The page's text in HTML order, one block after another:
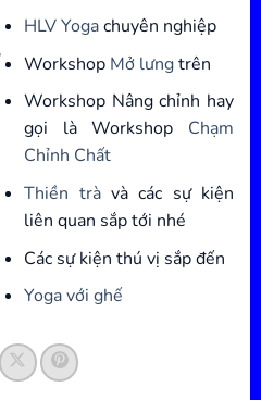
HLV Yogachuyên nghiệp
Workshop Mở lưngtrên
Workshop Nâng chỉnh hay
gọi là Workshop Chạm
Chỉnh Chất
Thiền tràvà các sự kiện
liên quan sắp tới nhé
Các sự kiện thú vị sắp đến
Yoga với ghế